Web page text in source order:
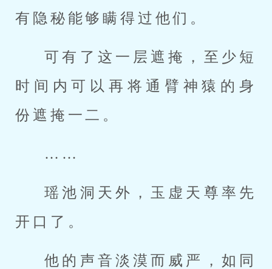
有隐秘能够瞒得过他们。
可有了这一层遮掩，至少短
时间内可以再将通臂神猿的身
份遮掩一二。
……
瑶池洞天外，玉虚天尊率先
开口了。
他的声音淡漠而威严，如同